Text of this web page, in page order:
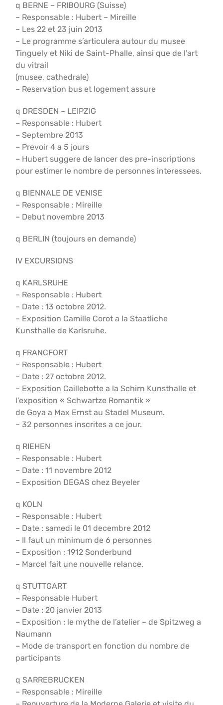
q BERNE – FRIBOURG (Suisse)
– Responsable : Hubert – Mireille
– Les 22 et 23 juin 2013
– Le programme s’articulera autour du musee
Tinguely et Niki de Saint-Phalle, ainsi que de l’art
du vitrail
(musee, cathedrale)
– Reservation bus et logement assure
q DRESDEN – LEIPZIG
– Responsable : Hubert
– Septembre 2013
– Prevoir 4 a 5 jours
– Hubert suggere de lancer des pre-inscriptions
pour estimer le nombre de personnes interessees.
q BIENNALE DE VENISE
– Responsable : Mireille
– Debut novembre 2013
q BERLIN (toujours en demande)
IV EXCURSIONS
q KARLSRUHE
– Responsable : Hubert
– Date : 13 octobre 2012.
– Exposition Camille Corot a la Staatliche
Kunsthalle de Karlsruhe.
q FRANCFORT
– Responsable : Hubert
– Date : 27 octobre 2012.
– Exposition Caillebotte a la Schirn Kunsthalle et
l’exposition « Schwartze Romantik »
de Goya a Max Ernst au Stadel Museum.
– 32 personnes inscrites a ce jour.
q RIEHEN
– Responsable : Hubert
– Date : 11 novembre 2012
– Exposition DEGAS chez Beyeler
q KOLN
– Responsable : Hubert
– Date : samedi le 01 decembre 2012
– Il faut un minimum de 6 personnes
– Exposition : 1912 Sonderbund
– Marcel fait une nouvelle relance.
q STUTTGART
– Responsable Hubert
– Date : 20 janvier 2013
– Exposition : le mythe de l’atelier – de Spitzweg a
Naumann
– Mode de transport en fonction du nombre de
participants
q SARREBRUCKEN
– Responsable : Mireille